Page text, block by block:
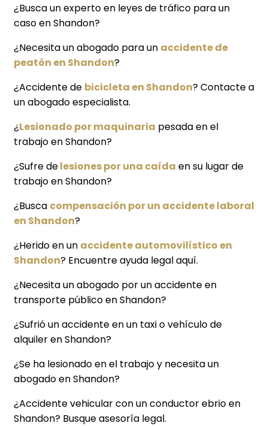
¿Busca un experto en leyes de tráfico para un
caso en Shandon?
¿Necesita un abogado para un accidente de
peatón en Shandon?
¿Accidente de bicicleta en Shandon? Contacte a
un abogado especialista.
¿Lesionado por maquinaria pesada en el
trabajo en Shandon?
¿Sufre delesiones por una caída en su lugar de
trabajo en Shandon?
¿Busca compensación por un accidente laboral
en Shandon?
¿Herido en un accidente automovilístico en
Shandon? Encuentre ayuda legal aquí.
¿Necesita un abogado por un accidente en
transporte público en Shandon?
¿Sufrió un accidente en un taxi o vehículo de
alquiler en Shandon?
¿Se ha lesionado en el trabajo y necesita un
abogado en Shandon?
¿Accidente vehicular con un conductor ebrio en
Shandon? Busque asesoría legal.